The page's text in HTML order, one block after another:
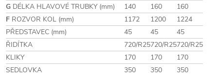
G DÉLKA HLAVOVÉ TRUBKY (mm) 140 160
160
F ROZVOR KOL (mm) 1172 1200
1224
PŘEDSTAVEC (mm)
45 45
45
ŘIDÍTKA
720/R25720/R25720/R25
KLIKY
170 170
170
SEDLOVKA
350 350 350